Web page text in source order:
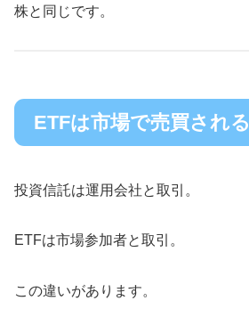
株と同じです。
ETFは市場で売買される
投資信託は運用会社と取引。
ETFは市場参加者と取引。
この違いがあります。